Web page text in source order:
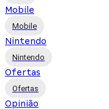
Mobile
Mobile
Nintendo
Nintendo
Ofertas
Ofertas
Opinião